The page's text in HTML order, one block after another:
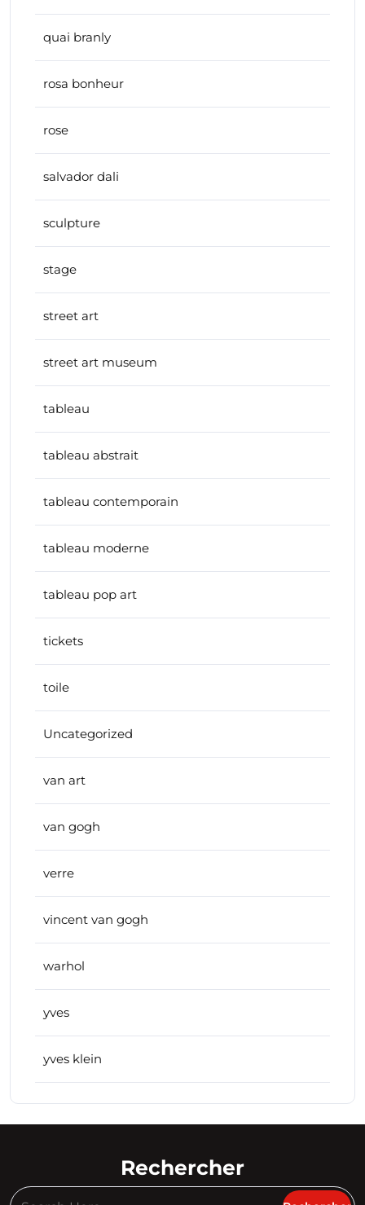
quai branly
rosa bonheur
rose
salvador dali
sculpture
stage
street art
street art museum
tableau
tableau abstrait
tableau contemporain
tableau moderne
tableau pop art
tickets
toile
Uncategorized
van art
van gogh
verre
vincent van gogh
warhol
yves
yves klein
Rechercher